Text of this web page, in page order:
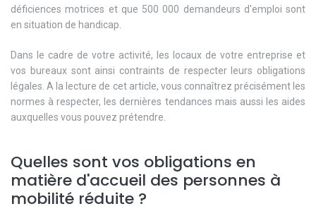
déficiences motrices et que 500 000 demandeurs d'emploi sont
en situation de handicap.
Dans le cadre de votre activité, les locaux de votre entreprise et
vos bureaux sont ainsi contraints de respecter leurs obligations
légales. A la lecture de cet article, vous connaîtrez précisément les
normes à respecter, les dernières tendances mais aussi les aides
auxquelles vous pouvez prétendre.
Quelles sont vos obligations en
matière d'accueil des personnes à
mobilité réduite ?